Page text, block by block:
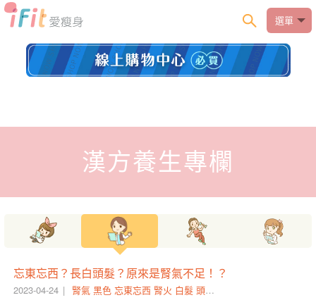
選單
漢方養生專欄
忘東忘西？長白頭髮？原來是腎氣不足！？
2023-04-24 腎氣 黑色 忘東忘西 腎火 白髮 頭髮